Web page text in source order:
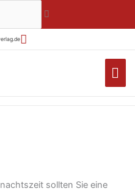
sollten Sie eine